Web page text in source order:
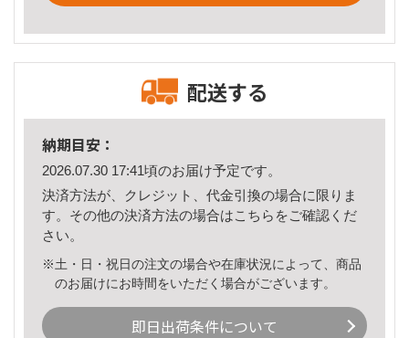
配送する
納期目安：
2026.07.30 17:41頃のお届け予定です。
決済方法が、クレジット、代金引換の場合に限りま
す。その他の決済方法の場合はこちら をご確認くだ
さい。
※土・日・祝日の注文の場合や在庫状況によって、商品
のお届けにお時間をいただく場合がございます。
即日出荷条件について